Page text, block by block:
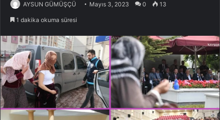
AYSUN GÜMÜŞÇÜ Mayıs 3, 2023 0 13
1 dakika okuma süresi